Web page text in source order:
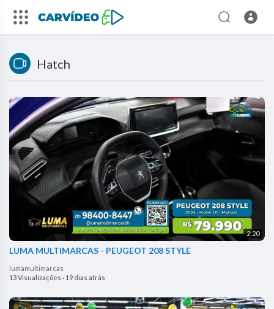
Hatch
2:20
LUMA MULTIMARCAS - PEUGEOT 208 STYLE
lumamultimarcas
13 Visualizações · 19 dias atrás